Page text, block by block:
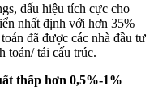
dấu hiệu tích cực cho
nhất định với hơn 35%
đã được các nhà đầu tư
toán/ tái cấu trúc.
thấp hơn 0,5%-1%